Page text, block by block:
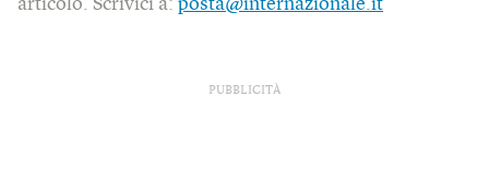
articolo. Scrivici a: posta@internazionale.it
PUBBLICITÀ